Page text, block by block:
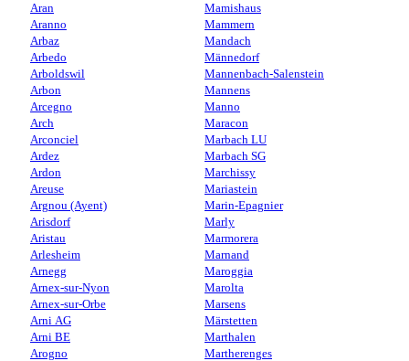
Aran
Aranno
Arbaz
Arbedo
Arboldswil
Arbon
Arcegno
Arch
Arconciel
Ardez
Ardon
Areuse
Argnou (Ayent)
Arisdorf
Aristau
Arlesheim
Arnegg
Arnex-sur-Nyon
Arnex-sur-Orbe
Arni AG
Arni BE
Arogno
Mamishaus
Mammern
Mandach
Männedorf
Mannenbach-Salenstein
Mannens
Manno
Maracon
Marbach LU
Marbach SG
Marchissy
Mariastein
Marin-Epagnier
Marly
Marmorera
Marnand
Maroggia
Marolta
Marsens
Märstetten
Marthalen
Martherenges